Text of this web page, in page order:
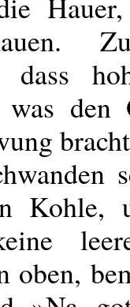
dass
den
Kohle,
oben,